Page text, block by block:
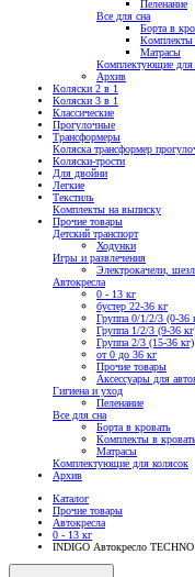
Пеленание
Все для сна
Борта в
Комплекты
Матрасы
Комплектующие для
Архив
Коляски 2 в 1
Коляски 3 в 1
Классические
Прогулочные
Трансформеры
Коляска трансформер
Коляски-трости
Для двойни
Легкие
Текстиль
Комплекты на выписку
Прочие товары
Детский транспорт
Ходунки
Игры и развлечения
Электрокачели,
Автокресла
0 - 13 кг
бустер 22-36 кг
Группа 0/1/2/3 (0-36
Группа 1/2/3 (9-36
Группа 2/3 (15-36 кг)
от 0 до 36 кг
Прочие товары
Аксессуары для
Гигиена и уход
Пеленание
Все для сна
Борта в кровать
Комплекты в
Матрасы
Комплектующие для колясок
Архив
Каталог
Прочие товары
Автокресла
0 - 13 кг
INDIGO Автокресло